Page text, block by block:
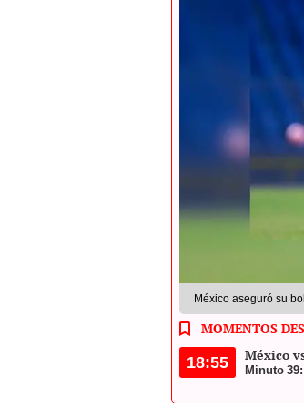
México aseguró su
MOMENTOS
18:55 México
Minuto 39: